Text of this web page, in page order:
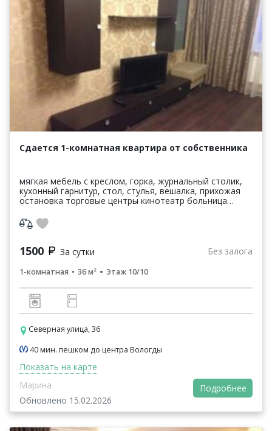
Сдается 1-комнатная квартира от собственника
мягкая мебель с креслом, горка, журнальный столик,
кухонный гарнитур, стол, стулья, вешалка, прихожая
остановка торговые центры кинотеатр больница
1500 За сутки Без залога
1-комнатная 36 м² Этаж 10/10
Северная улица, 36
40 мин. пешком до центра Вологды
Показать на карте
Марина
Обновлено 15.02.2026
Подробнее